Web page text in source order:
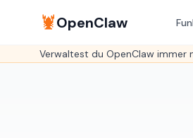
🦞OpenClaw
Verwaltest du OpenClaw immer